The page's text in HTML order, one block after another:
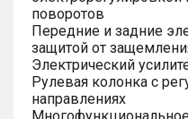
поворотов
Передние и задние
защитой от
Электрический
Рулевая колонка с
направлениях